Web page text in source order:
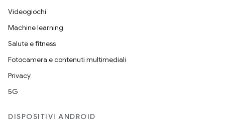
Videogiochi
Machine learning
Salute e fitness
Fotocamera e contenuti multimediali
Privacy
5G
DISPOSITIVI ANDROID